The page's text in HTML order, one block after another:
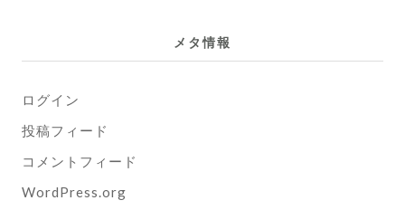
メタ情報
ログイン
投稿フィード
コメントフィード
WordPress.org